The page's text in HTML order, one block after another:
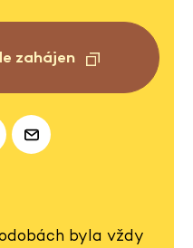
zahájen
byla vždy